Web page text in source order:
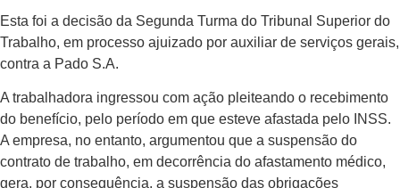
Esta foi a decisão da Segunda Turma do Tribunal Superior do
Trabalho, em processo ajuizado por auxiliar de serviços gerais,
contra a Pado S.A.
A trabalhadora ingressou com ação pleiteando o recebimento
do benefício, pelo período em que esteve afastada pelo INSS.
A empresa, no entanto, argumentou que a suspensão do
contrato de trabalho, em decorrência do afastamento médico,
gera, por consequência, a suspensão das obrigações